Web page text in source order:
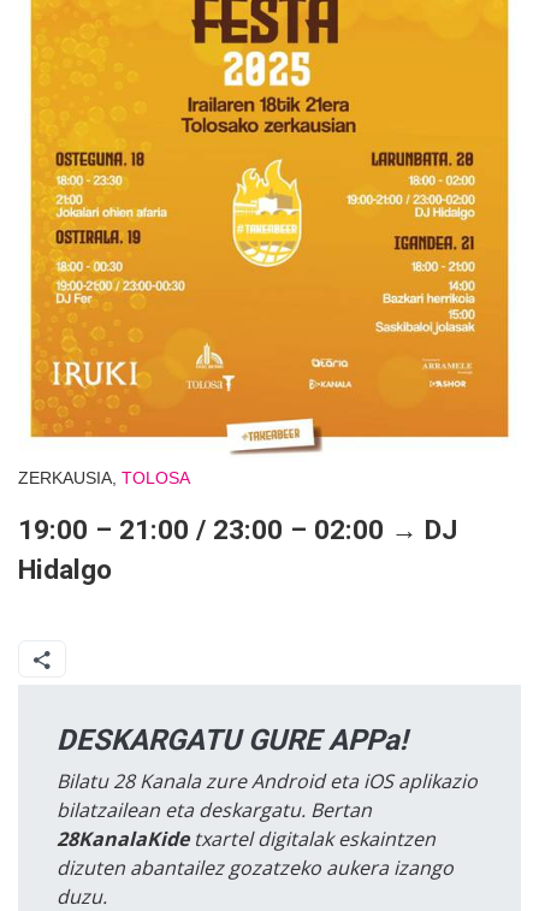
ZERKAUSIA, TOLOSA
19:00 – 21:00 / 23:00 – 02:00 → DJ
Hidalgo
DESKARGATU GURE APPa!
Bilatu 28 Kanala zure Android eta iOS aplikazio
bilatzailean eta deskargatu. Bertan
28KanalaKidetxartel digitalak eskaintzen
dizuten abantailez gozatzeko aukera izango
duzu.